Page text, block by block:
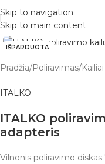
Skip to navigation
Skip to main content
IŠPARDUOTA
Pradžia/Poliravimas/Kailiai
ITALKO
ITALKO
adapteris
Vilnonis poliravimo